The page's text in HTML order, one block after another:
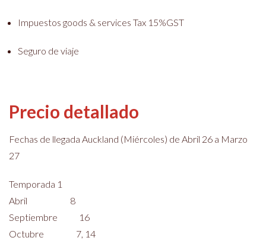
Impuestos goods & services Tax 15%GST
Seguro de viaje
Precio detallado
Fechas de llegada Auckland (Miércoles) de Abril 26 a Marzo
27
Temporada 1
Abril 8
Septiembre 16
Octubre 7, 14